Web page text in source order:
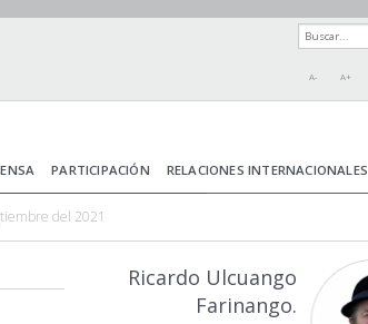
A- A+
PARTICIPACIÓN RELACIONES INTERNACIONALES
del 2021
Ricardo Ulcuango
Farinango.